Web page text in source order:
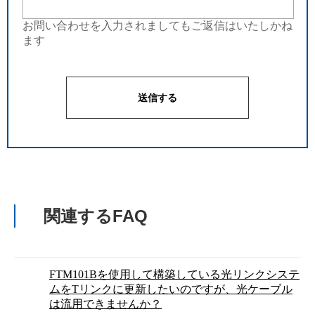
お問い合わせを入力されましてもご返信はいたしかね
ます
関連するFAQ
FTM101Bを使用して構築している光リンクシステ
ムをTリンクに更新したいのですが、光ケーブル
は流用できませんか？